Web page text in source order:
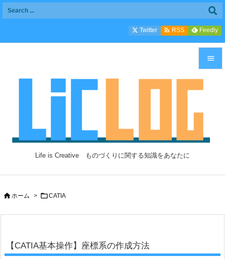
Life is Creative ものづくりに関する知識をあなたに

前へ

Twitter  RSS Feedly
ホーム > CATIA
【CATIA基本操作】座標系の作成方法